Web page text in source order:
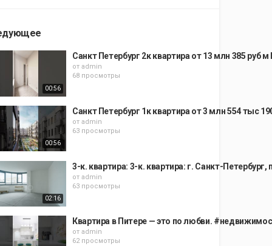
00:56
Санкт Петербург 2к квартира от 13 млн 385 руб
от admin
68 просмотры
00:56
Санкт Петербург 1к квартира от 3 млн 554 тыс
от admin
63 просмотры
02:16
3-к. квартира: 3-к. квартира: г. Санкт-
от admin
63 просмотры
Квартира в Питере — это по любви.
от admin
62 просмотры